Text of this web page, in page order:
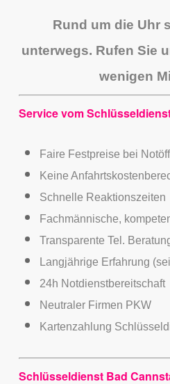
Rund um die Uhr
unterwegs. Rufen Sie
wenigen
Service vom
Faire Festpreise bei
Keine
Schnelle Reaktionszeiten
Fachmännische,
Transparente Tel.
Langjährige Erfahrung
24h Notdienstbereitschaft
Neutraler Firmen PKW
Kartenzahlung
Schlüsseldienst Bad